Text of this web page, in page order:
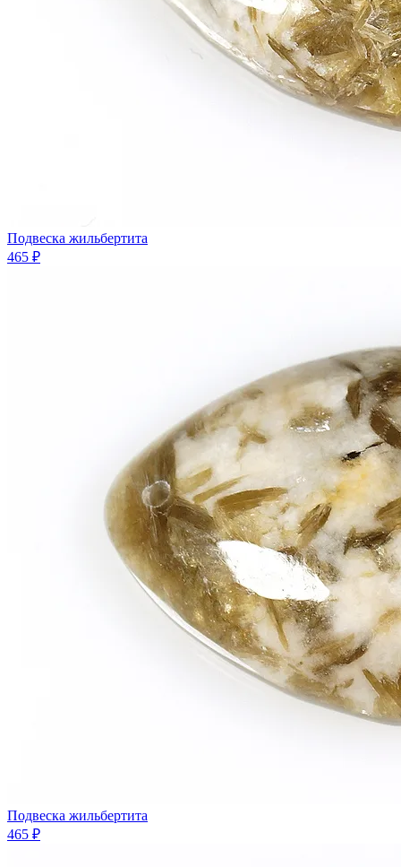
Подвеска жильбертита
465 ₽
Подвеска жильбертита
465 ₽